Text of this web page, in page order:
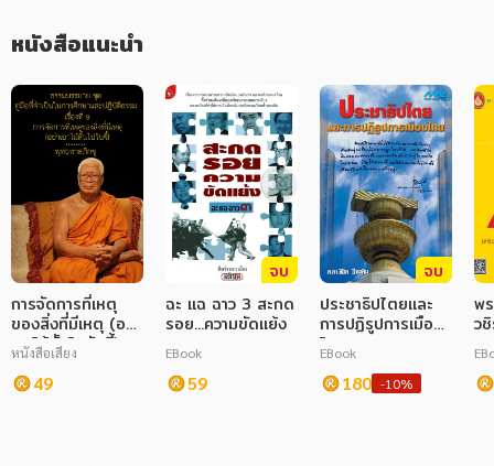
ภาษาศาสตร์
การพัฒนาตนเอง
ความรู้ทั่วไป
การ์ตูนความรู้ การ์ตูน
การ์ตูนมังงะ (Manga)
หนังสือแนะนำ
การจัดการที่เหตุ
ของสิ่งที่มีเหตุ (อย่า
เอาไม้สั้นไปรันขี้)
ชุด คู่มือที่จำเป็นใน
การศึกษาและปฏิบัติ
หนังสือเสียง
49
จบ
ฉะ แฉ ฉาว 3 สะกด
รอย...ความขัดแย้ง
EBook
59
จบ
ประชาธิปไตยและ
การปฏิรูปการเมือง
ไทย
EBook
180 -10%
พ
ว
พ
ร